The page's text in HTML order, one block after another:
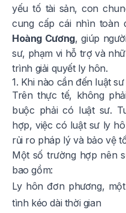
yếu tố tài sản, con
cung cấp cái nhìn toàn
Hoàng Cương, giúp
sư, phạm vi hỗ trợ và
trình giải quyết ly hôn.
1. Khi nào cần đến luật
Trên thực tế, không
buộc phải có luật sư.
hợp, việc có luật sư ly
rủi ro pháp lý và bảo vệ
Một số trường hợp nên
bao gồm:
Ly hôn đơn phương,
tình kéo dài thời gian